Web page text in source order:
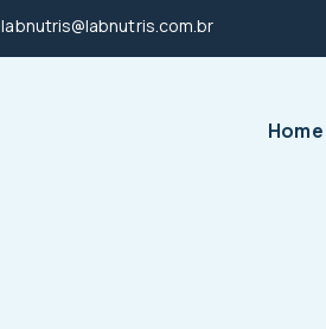
labnutris@labnutris.com.br
Home